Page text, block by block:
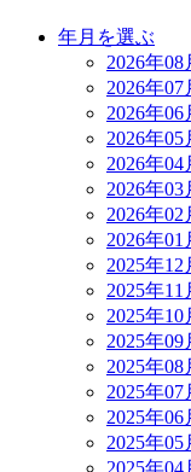
年月を選ぶ
2026年08
2026年07
2026年06
2026年05
2026年04
2026年03
2026年02
2026年01
2025年12
2025年11
2025年10
2025年09
2025年08
2025年07
2025年06
2025年05
2025年04